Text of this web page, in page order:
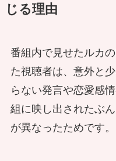
じる理由
番組内で見せたルカ
た視聴者は、意外と
らない発言や恋愛感
組に映し出されたぶ
が異なったためです。